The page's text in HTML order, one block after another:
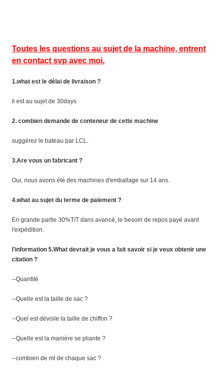
Toutes les questions au sujet de la machine, entrent
en contact svp avec moi.
1.what est le délai de livraison ?
il est au sujet de 30days
2. combien demande de conteneur de cette machine
suggérez le bateau par LCL.
3.Are vous un fabricant ?
Oui, nous avons été des machines d'emballage sur 14 ans.
4.what au sujet du terme de paiement ?
En grande partie 30%T/T dans avancé, le besoin de repos payé avant
l'expédition.
l'information 5.What devrait je vous a fait savoir si je veux obtenir une
citation ?
--Quantité
--Quelle est la taille de sac ?
--Quel est dévoile la taille de chiffon ?
--Quelle est la manière se pliante ?
--combien de ml de chaque sac ?